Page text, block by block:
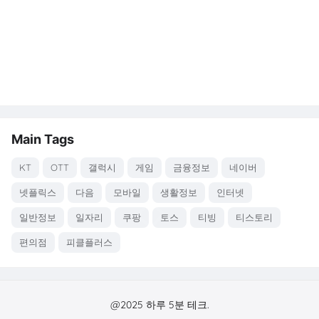
Main Tags
KT OTT 갤럭시 게임 금융정보 네이버
넷플릭스 다음 모바일 생활정보 인터넷
일반정보 일자리 쿠팡 토스 티빙 티스토리
편의점 피클플러스
@2025 하루 5분 테크.